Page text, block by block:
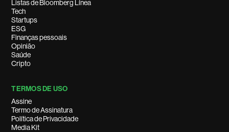
Listas de Bloomberg Línea
Tech
Startups
ESG
Finanças pessoais
Opinião
Saúde
Cripto
TERMOS DE USO
Assine
Termo de Assinatura
Política de Privacidade
Media Kit